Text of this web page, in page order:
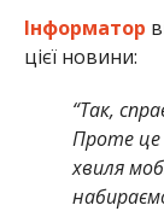
Інформатор
цієї новини:
“Так,
Проте це
хвиля